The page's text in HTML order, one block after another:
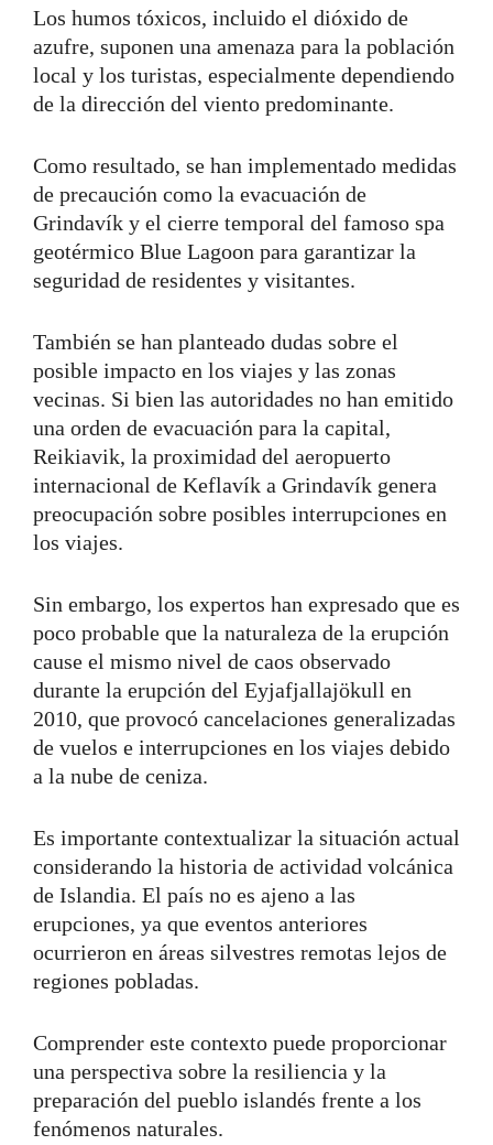
Los humos tóxicos, incluido el dióxido de
azufre, suponen una amenaza para la población
local y los turistas, especialmente dependiendo
de la dirección del viento predominante.
Como resultado, se han implementado medidas
de precaución como la evacuación de
Grindavík y el cierre temporal del famoso spa
geotérmico Blue Lagoon para garantizar la
seguridad de residentes y visitantes.
También se han planteado dudas sobre el
posible impacto en los viajes y las zonas
vecinas. Si bien las autoridades no han emitido
una orden de evacuación para la capital,
Reikiavik, la proximidad del aeropuerto
internacional de Keflavík a Grindavík genera
preocupación sobre posibles interrupciones en
los viajes.
Sin embargo, los expertos han expresado que es
poco probable que la naturaleza de la erupción
cause el mismo nivel de caos observado
durante la erupción del Eyjafjallajökull en
2010, que provocó cancelaciones generalizadas
de vuelos e interrupciones en los viajes debido
a la nube de ceniza.
Es importante contextualizar la situación actual
considerando la historia de actividad volcánica
de Islandia. El país no es ajeno a las
erupciones, ya que eventos anteriores
ocurrieron en áreas silvestres remotas lejos de
regiones pobladas.
Comprender este contexto puede proporcionar
una perspectiva sobre la resiliencia y la
preparación del pueblo islandés frente a los
fenómenos naturales.